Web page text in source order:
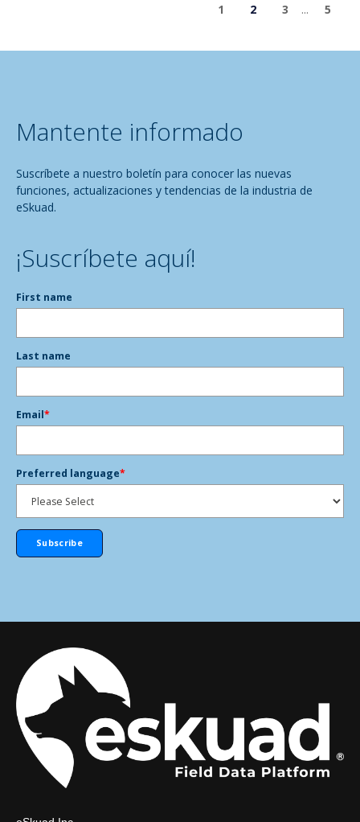
1 2 3 ... 5
Mantente informado
Suscríbete a nuestro boletín para conocer las nuevas
funciones, actualizaciones y tendencias de la industria de
eSkuad.
¡Suscríbete aquí!
First name
Last name
Email*
Preferred language*